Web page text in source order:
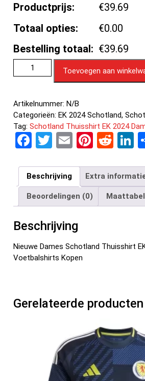
Productprijs:
€39.69
Totaal opties:
€0.00
Bestelling totaal: €39.69
Toevoegen aan
Artikelnummer:N/B
Categorieën:EK 2024 Schotland,
Tag:Schotland Thuisshirt EK 2024
F
ce
b
o
o
k
T
tt
er
E
ail
Pi
er
es
t
R
d
di
t
n
Beschrijving Extra
Beoordelingen (0) Maattabel
Beschrijving
Nieuwe Dames Schotland Thuisshirt
Voetbalshirts Kopen
Gerelateerde producten